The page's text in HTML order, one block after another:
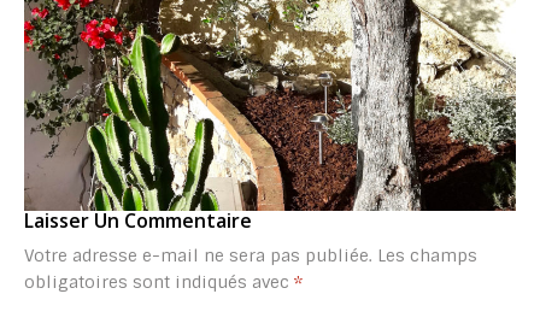
Laisser Un Commentaire
Votre adresse e-mail ne sera pas publiée. Les champs
obligatoires sont indiqués avec *